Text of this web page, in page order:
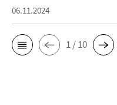
06.11.2024
1 / 10